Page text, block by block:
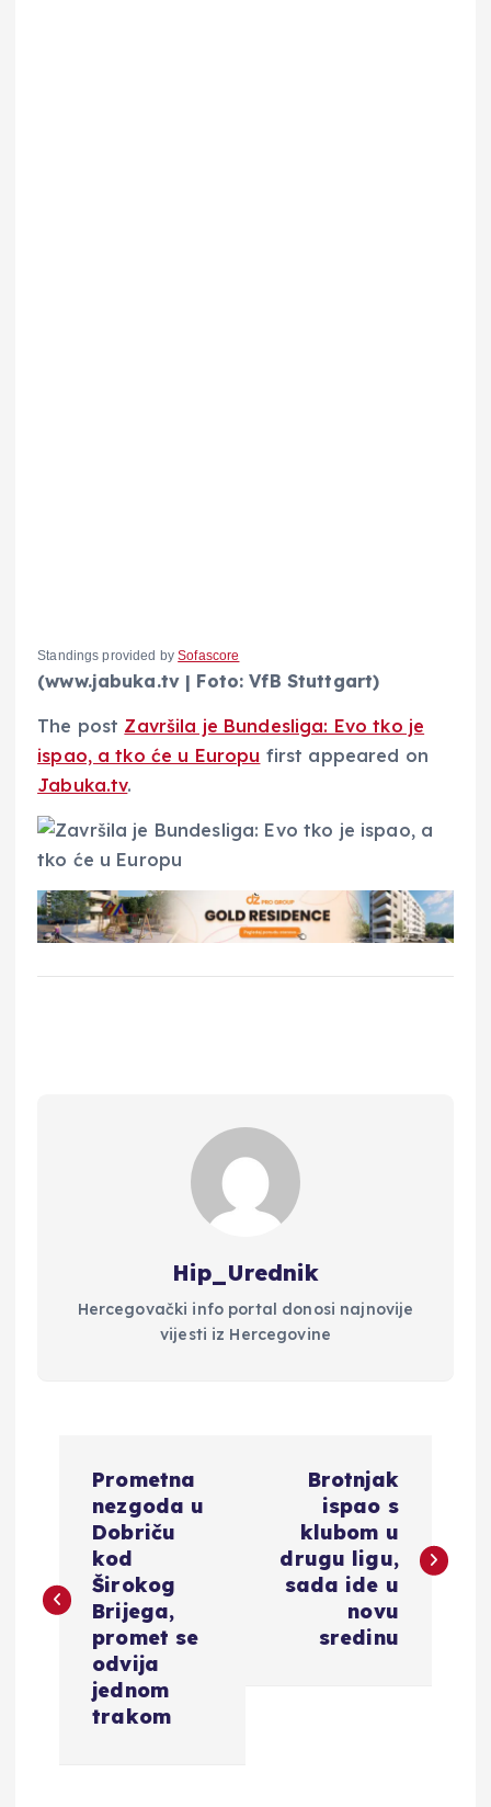
Standings provided bySofascore
(www.jabuka.tv | Foto: VfB Stuttgart)
The post Završila je Bundesliga: Evo tko je
ispao, a tko će u Europu first appeared on
Jabuka.tv.
Hip_Urednik
Hercegovački info portal donosi najnovije
vijesti iz Hercegovine
i
Prometna
nezgoda u
Dobriču
kod
Širokog
Brijega,
promet se
odvija
jednom
trakom
Brotnjak
ispao s
klubom u
drugu ligu,
sada ide u
novu
sredinu